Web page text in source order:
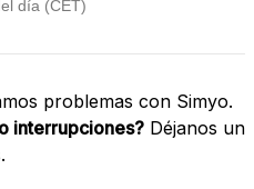
problemas con Simyo.
interrupciones? Déjanos un